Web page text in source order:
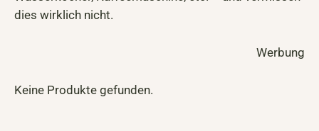
dies wirklich nicht.
Werbung
Keine Produkte gefunden.